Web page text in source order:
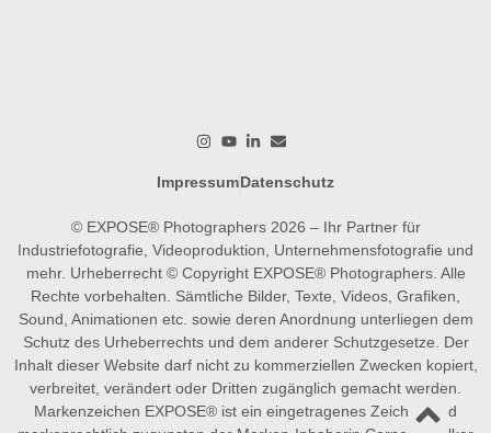
ImpressumDatenschutz
© EXPOSE® Photographers 2026 – Ihr Partner für
Industriefotografie, Videoproduktion, Unternehmensfotografie und
mehr. Urheberrecht © Copyright EXPOSE® Photographers. Alle
Rechte vorbehalten. Sämtliche Bilder, Texte, Videos, Grafiken,
Sound, Animationen etc. sowie deren Anordnung unterliegen dem
Schutz des Urheberrechts und dem anderer Schutzgesetze. Der
Inhalt dieser Website darf nicht zu kommerziellen Zwecken kopiert,
verbreitet, verändert oder Dritten zugänglich gemacht werden.
Markenzeichen EXPOSE® ist ein eingetragenes Zeichen und